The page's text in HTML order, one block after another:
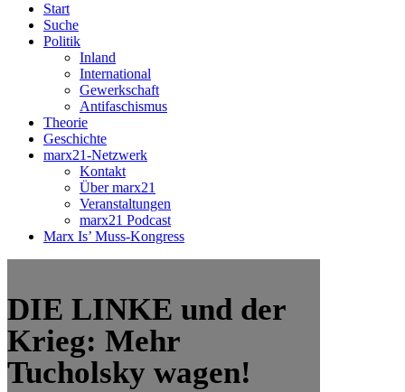
Start
Suche
Politik
Inland
International
Gewerkschaft
Antifaschismus
Theorie
Geschichte
marx21-Netzwerk
Kontakt
Über marx21
Veranstaltungen
marx21 Podcast
Marx Is’ Muss-Kongress
DIE LINKE und der
Krieg: Mehr
Tucholsky wagen!